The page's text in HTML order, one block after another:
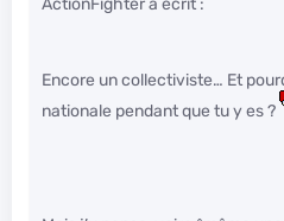
ActionFighter a écrit :
Encore un collectiviste… Et
nationale pendant que tu y es ?